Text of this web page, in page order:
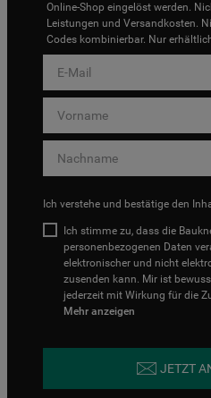
Online-Shop eingelöst werden.
Leistungen und Versandkosten.
Codes kombinierbar. Nur
Ich verstehe und bestätige den
Ich stimme zu, dass die
personenbezogenen Daten
elektronischer und nicht
zusenden kann. Mir ist
jederzeit mit Wirkung für die
Mehr anzeigen
JETZT